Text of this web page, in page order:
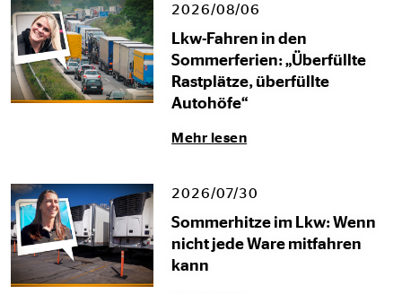
2026/08/06
Lkw-Fahren in den
Sommerferien: „Überfüllte
Rastplätze, überfüllte
Autohöfe“
Mehr lesen
2026/07/30
Sommerhitze im Lkw: Wenn
nicht jede Ware mitfahren
kann